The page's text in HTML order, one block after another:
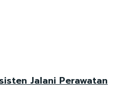
Jalani Perawatan